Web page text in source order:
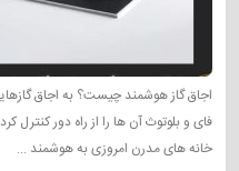
اجاق گاز هوشمند چيست؟ به اجاق
فای و بلوتوث آن ها را از راه دور
خانه های مدرن امروزی به هوشمند ...